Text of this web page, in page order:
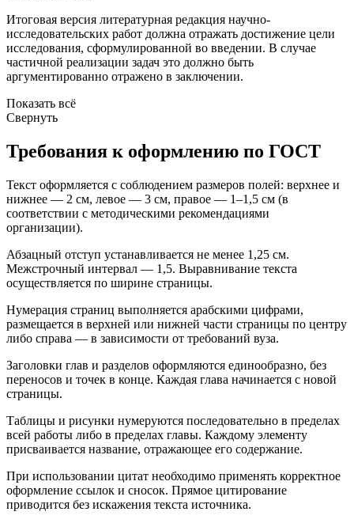
Итоговая версия литературная редакция научно-
исследовательских работ должна отражать достижение цели
исследования, сформулированной во введении. В случае
частичной реализации задач это должно быть
аргументированно отражено в заключении.
Показать всё
Свернуть
Требования к оформлению по ГОСТ
Текст оформляется с соблюдением размеров полей: верхнее и
нижнее — 2 см, левое — 3 см, правое — 1–1,5 см (в
соответствии с методическими рекомендациями
организации).
Абзацный отступ устанавливается не менее 1,25 см.
Межстрочный интервал — 1,5. Выравнивание текста
осуществляется по ширине страницы.
Нумерация страниц выполняется арабскими цифрами,
размещается в верхней или нижней части страницы по центру
либо справа — в зависимости от требований вуза.
Заголовки глав и разделов оформляются единообразно, без
переносов и точек в конце. Каждая глава начинается с новой
страницы.
Таблицы и рисунки нумеруются последовательно в пределах
всей работы либо в пределах главы. Каждому элементу
присваивается название, отражающее его содержание.
При использовании цитат необходимо применять корректное
оформление ссылок и сносок. Прямое цитирование
приводится без искажения текста источника.